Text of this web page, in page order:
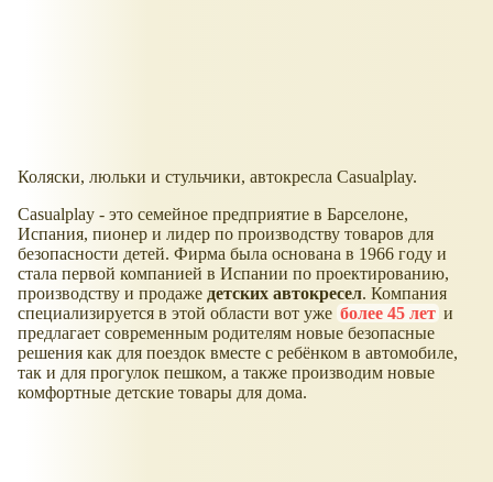
Коляски, люльки и стульчики, автокресла Casualplay.
Casualplay - это семейное предприятие в Барселоне,
Испания, пионер и лидер по производству товаров для
безопасности детей. Фирма была основана в 1966 году и
стала первой компанией в Испании по проектированию,
производству и продаже детских автокресел. Компания
специализируется в этой области вот уже более 45 лет и
предлагает современным родителям новые безопасные
решения как для поездок вместе с ребёнком в автомобиле,
так и для прогулок пешком, а также производим новые
комфортные детские товары для дома.